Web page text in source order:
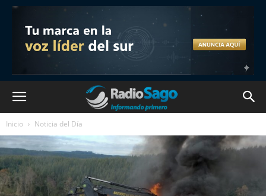
Inicio Noticia del Día